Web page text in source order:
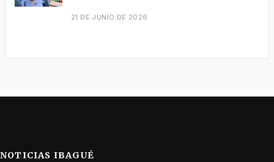
21 DE JUNIO DE 2026
NOTICIAS IBAGUÉ